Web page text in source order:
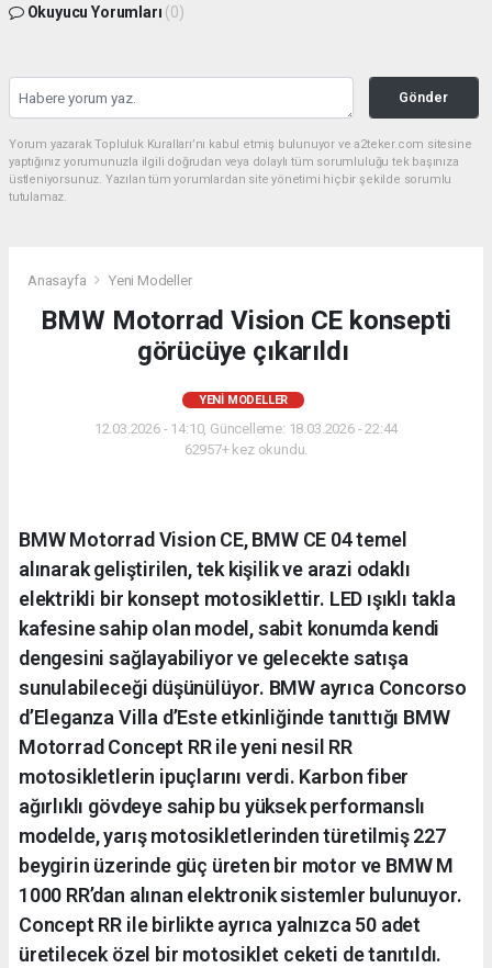
Okuyucu Yorumları (0)
Gönder
Yorum yazarak Topluluk Kuralları’nı kabul etmiş bulunuyor ve a2teker.com sitesine
yaptığınız yorumunuzla ilgili doğrudan veya dolaylı tüm sorumluluğu tek başınıza
üstleniyorsunuz. Yazılan tüm yorumlardan site yönetimi hiçbir şekilde sorumlu
tutulamaz.
Anasayfa Yeni Modeller
BMW Motorrad Vision CE konsepti
görücüye çıkarıldı
YENI MODELLER
12.03.2026 - 14:10, Güncelleme: 18.03.2026 - 22:44
62957+ kez okundu.
BMW Motorrad Vision CE, BMW CE 04 temel
alınarak geliştirilen, tek kişilik ve arazi odaklı
elektrikli bir konsept motosiklettir. LED ışıklı takla
kafesine sahip olan model, sabit konumda kendi
dengesini sağlayabiliyor ve gelecekte satışa
sunulabileceği düşünülüyor. BMW ayrıca Concorso
d’Eleganza Villa d’Este etkinliğinde tanıttığı BMW
Motorrad Concept RR ile yeni nesil RR
motosikletlerin ipuçlarını verdi. Karbon fiber
ağırlıklı gövdeye sahip bu yüksek performanslı
modelde, yarış motosikletlerinden türetilmiş 227
beygirin üzerinde güç üreten bir motor ve BMW M
1000 RR’dan alınan elektronik sistemler bulunuyor.
Concept RR ile birlikte ayrıca yalnızca 50 adet
üretilecek özel bir motosiklet ceketi de tanıtıldı.